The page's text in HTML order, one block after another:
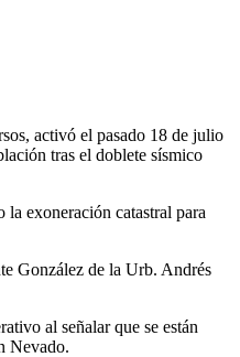
activó el pasado 18 de julio
tras el doblete sísmico
exoneración catastral para
González de la Urb. Andrés
al señalar que se están
Nevado.